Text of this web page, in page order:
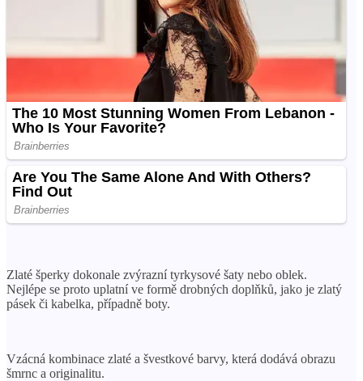
Zlaté šperky dokonale zvýrazní tyrkysové šaty nebo oblek.
Nejlépe se proto uplatní ve formě drobných doplňků, jako je zlatý
pásek či kabelka, případně boty.
Vzácná kombinace zlaté a švestkové barvy, která dodává obrazu
šmrnc a originalitu.